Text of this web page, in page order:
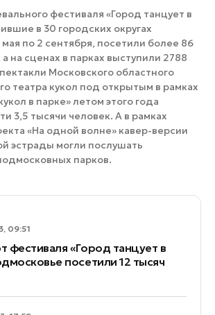
09:51
фестиваля «Город танцует в
посетили 12 тысяч
фестиваля «Город танцует в
в 30 городских округах
по 2 сентября, посетили более 86
на сценах в парках выступили 2788
Московского областного
театра кукол под открытым в рамках
в парке» летом этого года
3,5 тысячи человек. А в рамках
«На одной волне» кавер-версии
эстрады могли послушать
парков.